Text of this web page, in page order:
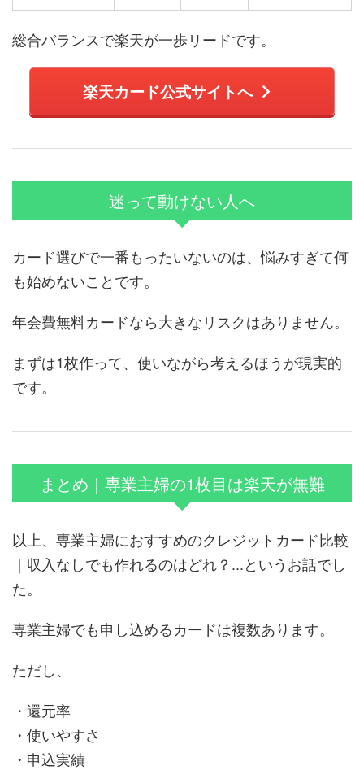
総合バランスで楽天が一歩リードです。
楽天カード公式サイトへ
迷って動けない人へ
カード選びで一番もったいないのは、悩みすぎて何
も始めないことです。
年会費無料カードなら大きなリスクはありません。
まずは1枚作って、使いながら考えるほうが現実的
です。
まとめ｜専業主婦の1枚目は楽天が無難
以上、専業主婦におすすめのクレジットカード比較
｜収入なしでも作れるのはどれ？...というお話でし
た。
専業主婦でも申し込めるカードは複数あります。
ただし、
・還元率
・使いやすさ
・申込実績